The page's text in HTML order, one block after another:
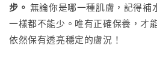
步。 無論你是哪一種肌膚，記得補
一樣都不能少。唯有正確保養，才
依然保有透亮穩定的膚況！